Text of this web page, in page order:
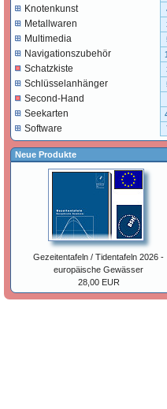
Knotenkunst
Metallwaren
Multimedia
Navigationszubehör
Schatzkiste
Schlüsselanhänger
Second-Hand
Seekarten
Software
Neue Produkte
Gezeitentafeln / Tidentafeln 2026 -
europäische Gewässer
28,00 EUR